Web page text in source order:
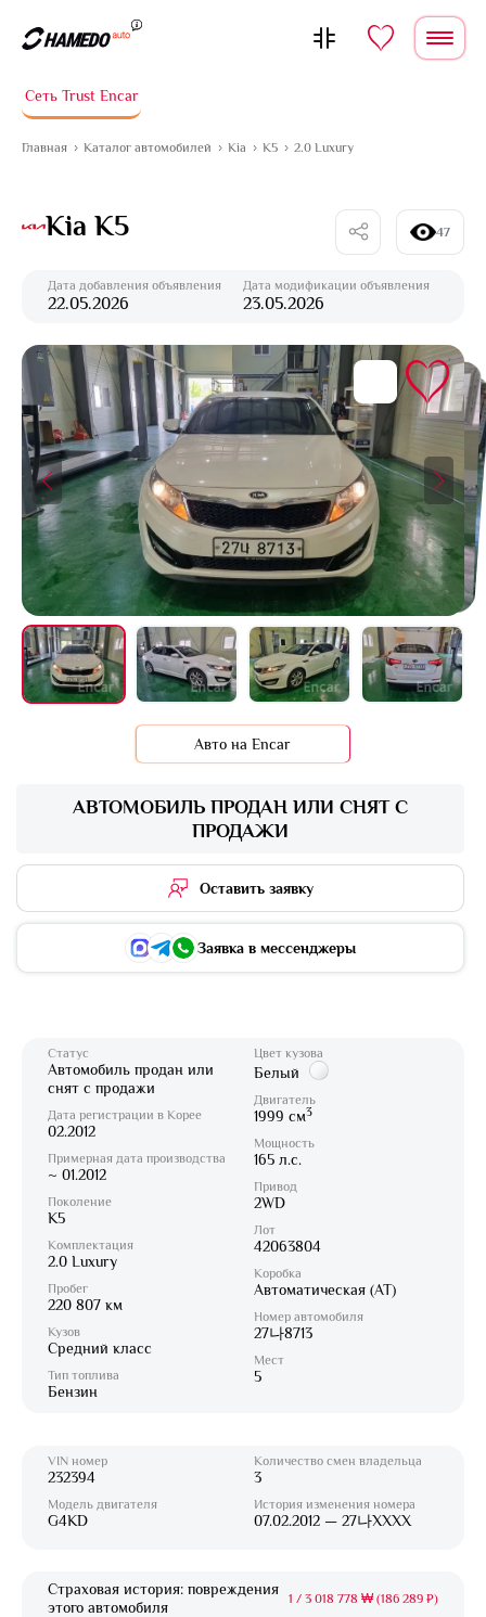
Сеть Trust Encar
Главная Каталог автомобилей Kia K5 2.0 Luxury
Kia K5 47
Дата добавления объявления
22.05.2026
Дата модификации объявления
23.05.2026
АВТОМОБИЛЬ ПРОДАН ИЛИ СНЯТ С
ПРОДАЖИ
Оставить заявку
Заявка в мессенджеры
Статус
Автомобиль продан или
снят с продажи
Дата регистрации в Корее
02.2012
Примерная дата производства
~ 01.2012
Поколение
K5
Комплектация
2.0 Luxury
Пробег
220 807 км
Кузов
Средний класс
Тип топлива
Бензин
Цвет кузова
Белый
Двигатель
1999 см3
Мощность
165 л.с.
Привод
2WD
Лот
42063804
Коробка
Автоматическая (AT)
Номер автомобиля
27나8713
Мест
5
VIN номер
232394
Модель двигателя
G4KD
Количество смен владельца
3
История изменения номера
07.02.2012 — 27나XXXX
Страховая история: повреждения
этого автомобиля
1 / 3 018 778 ₩ (186 289 ₽)
Авто на Encar